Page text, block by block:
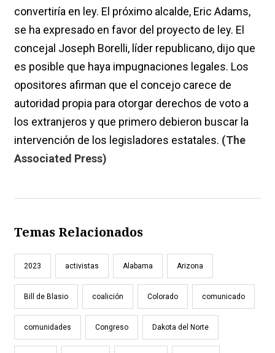
convertiría en ley. El próximo alcalde, Eric Adams,
se ha expresado en favor del proyecto de ley. El
concejal Joseph Borelli, líder republicano, dijo que
es posible que haya impugnaciones legales. Los
opositores afirman que el concejo carece de
autoridad propia para otorgar derechos de voto a
los extranjeros y que primero debieron buscar la
intervención de los legisladores estatales. (The
Associated Press)
Temas Relacionados
2023 activistas Alabama Arizona
Bill de Blasio coalición Colorado comunicado
comunidades Congreso Dakota del Norte